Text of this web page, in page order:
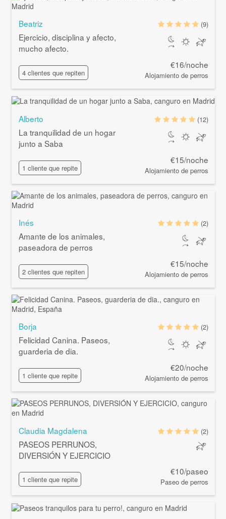
Beatriz
Ejercicio, disciplina y afecto,
mucho afecto.
4 clientes que repiten
(9)
€16/noche
Alojamiento de perros
Alberto
La tranquilidad de un hogar
junto a Saba
1 cliente que repite
(12)
€15/noche
Alojamiento de perros
Inés
Amante de los animales,
paseadora de perros
2 clientes que repiten
(2)
€15/noche
Alojamiento de perros
Borja
Felicidad Canina. Paseos,
guarderia de dia.
1 cliente que repite
(2)
€20/noche
Alojamiento de perros
Claudia Magdalena
PASEOS PERRUNOS,
DIVERSIÓN Y EJERCICIO
1 cliente que repite
(2)
€10/paseo
Paseo de perros